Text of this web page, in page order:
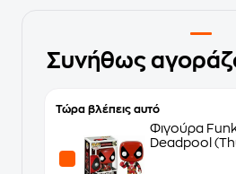
Συνήθως
Τώρα βλέπεις αυτό
Φιγούρα
Deadpool